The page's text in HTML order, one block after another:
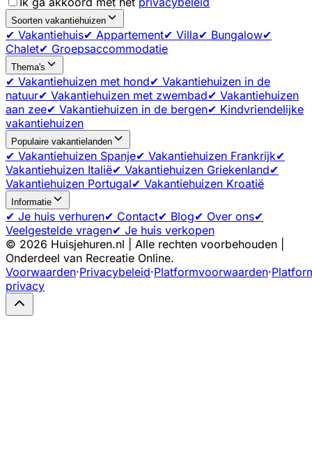
Soorten vakantiehuizen
✔ Vakantiehuis✔ Appartement✔ Villa✔ Bungalow✔
Chalet✔ Groepsaccommodatie
Thema's
✔ Vakantiehuizen met hond✔ Vakantiehuizen in de
natuur✔ Vakantiehuizen met zwembad✔ Vakantiehuizen
aan zee✔ Vakantiehuizen in de bergen✔ Kindvriendelijke
vakantiehuizen
Populaire vakantielanden
✔ Vakantiehuizen Spanje✔ Vakantiehuizen Frankrijk✔
Vakantiehuizen Italië✔ Vakantiehuizen Griekenland✔
Vakantiehuizen Portugal✔ Vakantiehuizen Kroatië
Informatie
✔ Je huis verhuren✔ Contact✔ Blog✔ Over ons✔
Veelgestelde vragen✔ Je huis verkopen
© 2026 Huisjehuren.nl | Alle rechten voorbehouden |
Onderdeel van Recreatie Online.
Voorwaarden·Privacybeleid·Platformvoorwaarden·
privacy